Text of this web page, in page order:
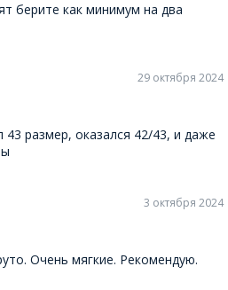
берите как минимум на два
29 октября 2024
43 размер, оказался 42/43, и даже
3 октября 2024
Очень мягкие. Рекомендую.